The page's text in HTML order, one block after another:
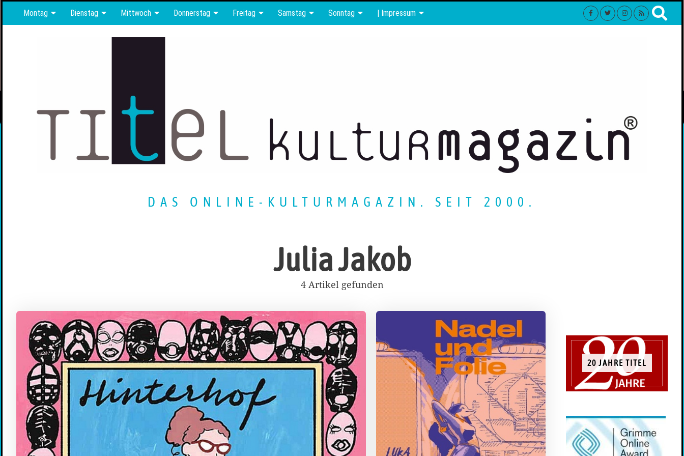
Montag Dienstag Mittwoch Donnerstag Freitag Samstag Sonntag | Impressum
DAS ONLINE-KULTURMAGAZIN. SEIT 2000.
Julia Jakob
4 Artikel gefunden
20 JAHRE TITEL